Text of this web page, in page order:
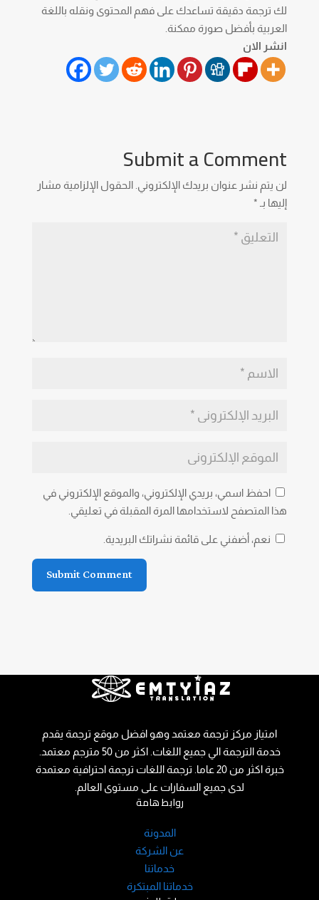
لك ترجمة دقيقة تساعدك على فهم المحتوى ونقله باللغة
العربية بأفضل صورة ممكنة.
انشر الان
Submit a Comment
لن يتم نشر عنوان بريدك الإلكتروني. الحقول الإلزامية مشار
إليها بـ *
احفظ اسمي، بريدي الإلكتروني، والموقع الإلكتروني في
هذا المتصفح لاستخدامها المرة المقبلة في تعليقي.
نعم، أضفني على قائمة نشراتك البريدية.
روابط هامة
المدونة
عن الشركة
خدماتنا
خدماتنا المبتكرة
امتياز مركز ترجمة معتمد وهو افضل موقع ترجمة يقدم
خدمة الترجمة الي جميع اللغات. اكثر من 50 مترجم معتمد.
خبرة اكثر من 20 عاما. ترجمة اللغات ترجمة احترافية معتمدة
لدى جميع السفارات على مستوى العالم.